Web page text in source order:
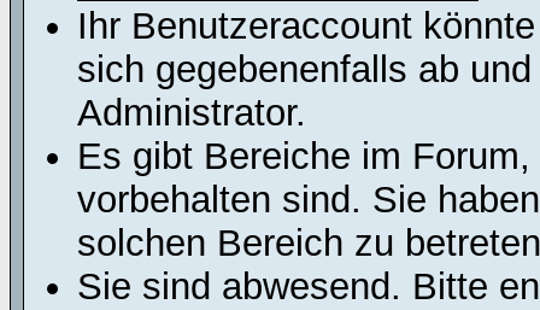
Ihr Benutzeraccount
sich gegebenenfalls ab
Administrator.
Es gibt Bereiche im
vorbehalten sind. Sie
solchen Bereich zu
Sie sind abwesend. Bitte